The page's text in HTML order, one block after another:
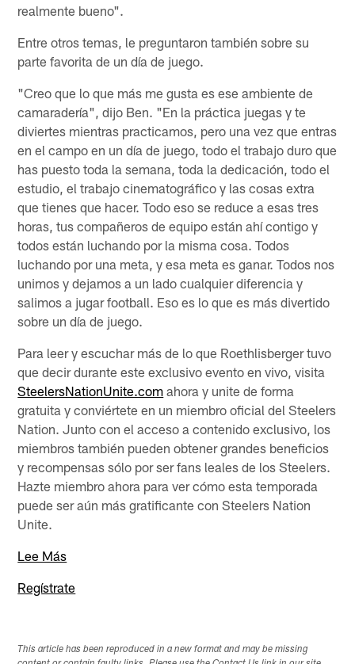
realmente bueno".
Entre otros temas, le preguntaron también sobre su
parte favorita de un día de juego.
"Creo que lo que más me gusta es ese ambiente de
camaradería", dijo Ben. "En la práctica juegas y te
diviertes mientras practicamos, pero una vez que entras
en el campo en un día de juego, todo el trabajo duro que
has puesto toda la semana, toda la dedicación, todo el
estudio, el trabajo cinematográfico y las cosas extra
que tienes que hacer. Todo eso se reduce a esas tres
horas, tus compañeros de equipo están ahí contigo y
todos están luchando por la misma cosa. Todos
luchando por una meta, y esa meta es ganar. Todos nos
unimos y dejamos a un lado cualquier diferencia y
salimos a jugar football. Eso es lo que es más divertido
sobre un día de juego.
Para leer y escuchar más de lo que Roethlisberger tuvo
que decir durante este exclusivo evento en vivo, visita
SteelersNationUnite.com ahora y unite de forma
gratuita y conviértete en un miembro oficial del Steelers
Nation. Junto con el acceso a contenido exclusivo, los
miembros también pueden obtener grandes beneficios
y recompensas sólo por ser fans leales de los Steelers.
Hazte miembro ahora para ver cómo esta temporada
puede ser aún más gratificante con Steelers Nation
Unite.
Lee Más
Regístrate
This article has been reproduced in a new format and may be missing